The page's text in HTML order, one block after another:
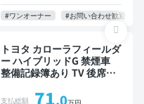
#ワンオーナー #お問い合わせ歓迎
トヨタ カローラフィールダ
ー ハイブリッドG 禁煙車
整備記録簿あり TV 後席モ
ドライブレコーダー 社外ア
支払総額 71.0